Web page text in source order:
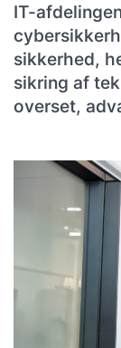
IT-
sikkerhed,
sikring af
overset,